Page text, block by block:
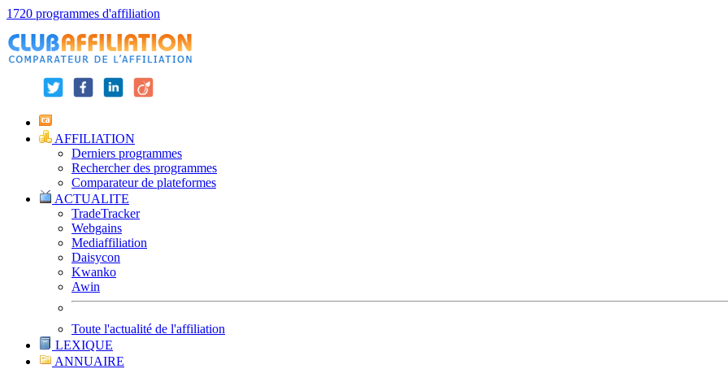
1720 programmes d'affiliation
AFFILIATION
Derniers programmes
Rechercher des programmes
Comparateur de plateformes
ACTUALITE
TradeTracker
Webgains
Mediaffiliation
Daisycon
Kwanko
Awin
Toute l'actualité de l'affiliation
LEXIQUE
ANNUAIRE